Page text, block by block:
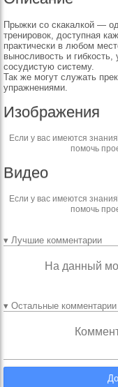
Прыжки со скакалкой —
тренировок, доступная
практически в любом
выносливость и
сосудистую систему.
Так же могут служать
упражнениями.
Изображения
Если у вас имеются
помочь
Видео
Если у вас имеются
помочь
▾ Лучшие комментарии
На данный
▾ Остальные комментарии